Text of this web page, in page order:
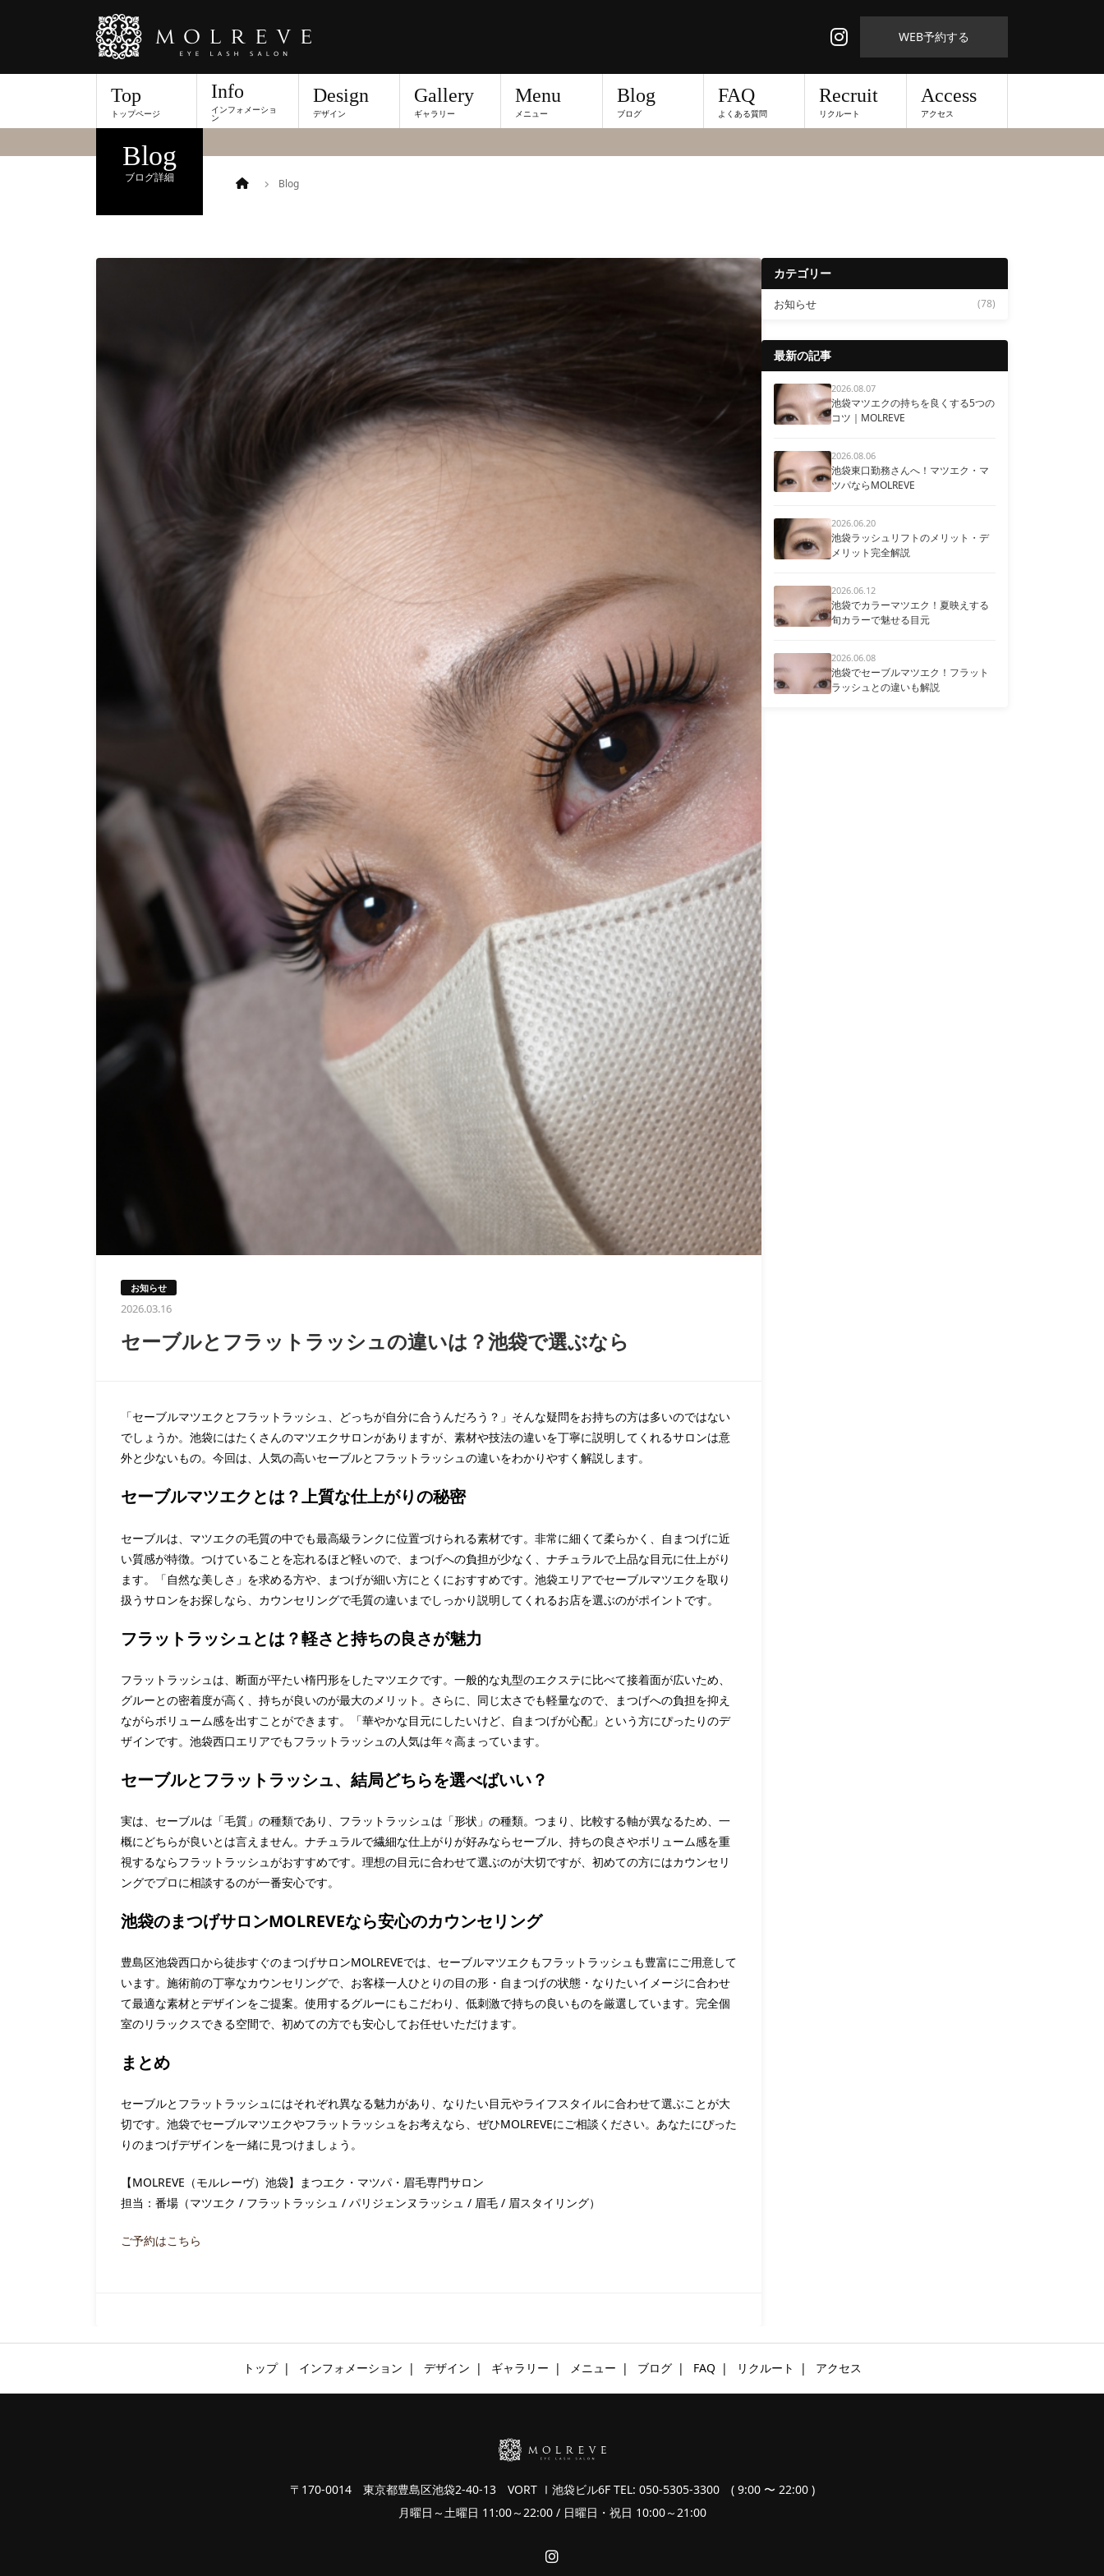
WEB予約する
Top
トップページ
Info
インフォメーショ
ン
Design
デザイン
Gallery
ギャラリー
Menu
メニュー
Blog
ブログ
FAQ
よくある質問
Recruit
リクルート
Access
アクセス
Blog
ブログ詳細
当店舗スタッフのブログ記事詳細です。
Blog
お知らせ
2026.03.16
セーブルとフラットラッシュの違いは？池袋で選ぶなら
「セーブルマツエクとフラットラッシュ、どっちが自分に合うんだろう？」そんな疑問をお持ちの方は多いのではない
でしょうか。池袋にはたくさんのマツエクサロンがありますが、素材や技法の違いを丁寧に説明してくれるサロンは意
外と少ないもの。今回は、人気の高いセーブルとフラットラッシュの違いをわかりやすく解説します。
セーブルマツエクとは？上質な仕上がりの秘密
セーブルは、マツエクの毛質の中でも最高級ランクに位置づけられる素材です。非常に細くて柔らかく、自まつげに近
い質感が特徴。つけていることを忘れるほど軽いので、まつげへの負担が少なく、ナチュラルで上品な目元に仕上がり
ます。「自然な美しさ」を求める方や、まつげが細い方にとくにおすすめです。池袋エリアでセーブルマツエクを取り
扱うサロンをお探しなら、カウンセリングで毛質の違いまでしっかり説明してくれるお店を選ぶのがポイントです。
フラットラッシュとは？軽さと持ちの良さが魅力
フラットラッシュは、断面が平たい楕円形をしたマツエクです。一般的な丸型のエクステに比べて接着面が広いため、
グルーとの密着度が高く、持ちが良いのが最大のメリット。さらに、同じ太さでも軽量なので、まつげへの負担を抑え
ながらボリューム感を出すことができます。「華やかな目元にしたいけど、自まつげが心配」という方にぴったりのデ
ザインです。池袋西口エリアでもフラットラッシュの人気は年々高まっています。
セーブルとフラットラッシュ、結局どちらを選べばいい？
実は、セーブルは「毛質」の種類であり、フラットラッシュは「形状」の種類。つまり、比較する軸が異なるため、一
概にどちらが良いとは言えません。ナチュラルで繊細な仕上がりが好みならセーブル、持ちの良さやボリューム感を重
視するならフラットラッシュがおすすめです。理想の目元に合わせて選ぶのが大切ですが、初めての方にはカウンセリ
ングでプロに相談するのが一番安心です。
池袋のまつげサロンMOLREVEなら安心のカウンセリング
豊島区池袋西口から徒歩すぐのまつげサロンMOLREVEでは、セーブルマツエクもフラットラッシュも豊富にご用意して
います。施術前の丁寧なカウンセリングで、お客様一人ひとりの目の形・自まつげの状態・なりたいイメージに合わせ
て最適な素材とデザインをご提案。使用するグルーにもこだわり、低刺激で持ちの良いものを厳選しています。完全個
室のリラックスできる空間で、初めての方でも安心してお任せいただけます。
まとめ
セーブルとフラットラッシュにはそれぞれ異なる魅力があり、なりたい目元やライフスタイルに合わせて選ぶことが大
切です。池袋でセーブルマツエクやフラットラッシュをお考えなら、ぜひMOLREVEにご相談ください。あなたにぴった
りのまつげデザインを一緒に見つけましょう。
【MOLREVE（モルレーヴ）池袋】まつエク・マツパ・眉毛専門サロン
担当：番場（マツエク / フラットラッシュ / パリジェンヌラッシュ / 眉毛 / 眉スタイリング）
ご予約はこちら
カテゴリー
お知らせ (78)
最新の記事
2026.08.07
池袋マツエクの持ちを良くする5つの
コツ｜MOLREVE
2026.08.06
池袋東口勤務さんへ！マツエク・マ
ツパならMOLREVE
2026.06.20
池袋ラッシュリフトのメリット・デ
メリット完全解説
2026.06.12
池袋でカラーマツエク！夏映えする
旬カラーで魅せる目元
2026.06.08
池袋でセーブルマツエク！フラット
ラッシュとの違いも解説
トップ インフォメーション デザイン ギャラリー メニュー ブログ FAQ リクルート アクセス
〒170-0014 東京都豊島区池袋2-40-13 VORT Ⅰ池袋ビル6F TEL: 050-5305-3300 ( 9:00 〜 22:00 )
月曜日～土曜日 11:00～22:00 / 日曜日・祝日 10:00～21:00